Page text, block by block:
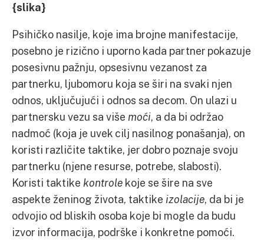
{slika}
Psihičko nasilje, koje ima brojne manifestacije,
posebno je rizično i uporno kada partner pokazuje
posesivnu pažnju, opsesivnu vezanost za
partnerku, ljubomoru koja se širi na svaki njen
odnos, uključujući i odnos sa decom. On ulazi u
partnersku vezu sa više moći, a da bi održao
nadmoć (koja je uvek cilj nasilnog ponašanja), on
koristi različite taktike, jer dobro poznaje svoju
partnerku (njene resurse, potrebe, slabosti).
Koristi taktike kontrole koje se šire na sve
aspekte ženinog života, taktike izolacije, da bi je
odvojio od bliskih osoba koje bi mogle da budu
izvor informacija, podrške i konkretne pomoći.